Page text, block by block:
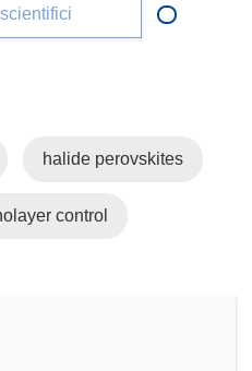
halide perovskites
control